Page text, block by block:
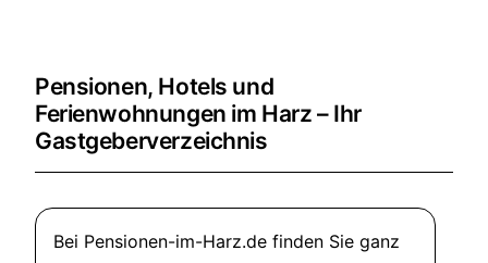
Pensionen, Hotels und
Ferienwohnungen im Harz – Ihr
Gastgeberverzeichnis
Bei Pensionen-im-Harz.de finden Sie ganz